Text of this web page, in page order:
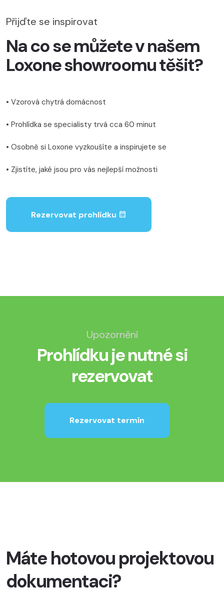
Přijďte se inspirovat
Na co se můžete v našem
Loxone showroomu těšit?
• Vzorová chytrá domácnost
• Prohlídka se specialisty trvá cca 60 minut
• Osobně si Loxone vyzkoušíte a inspirujete se
• Zjistíte, jaké jsou pro vás nejlepší možnosti
Rezervovat prohlídku
Upozornění
Prohlídku je nutné si
rezervovat
Rezervovat termín
Máte hotovou projektovou
dokumentaci?